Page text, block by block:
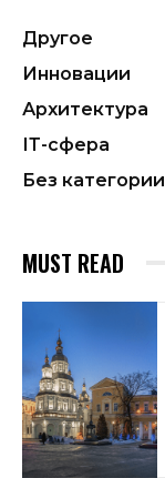
Другое
Инновации
Архитектура
ІТ-сфера
Без категории
MUST READ